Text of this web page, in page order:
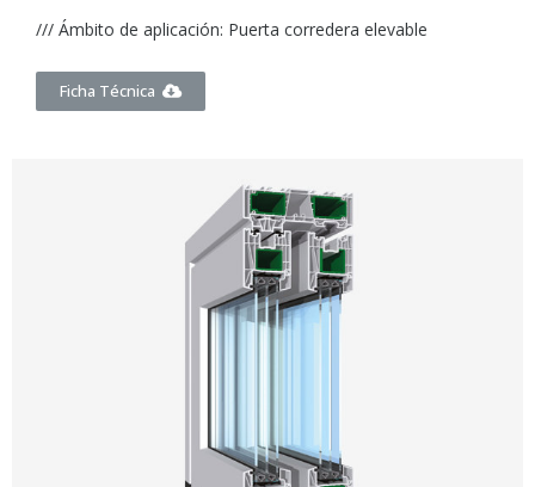
/// Ámbito de aplicación: Puerta corredera elevable
Ficha Técnica